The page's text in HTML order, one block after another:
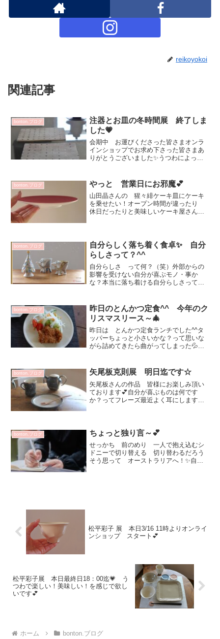
reikoyokoi
関連記事
bonton.ブログ
注器とお皿の冬時間展 終了しま
した💗
会期中 お運びくださった皆さまオンラ
インショップでお求め下さった皆さまあ
りがとうございました✨うつわによっ
だける作品ございますお時間が合わなか
った～の皆さまも是非^...
bonton.ブログ やっと 営業日にお邪魔💕
山田晶さんの 猩々緋ケーキ皿にケーキ
を乗せたい！オープン時間が違ったり
休日だったりと美味しいケーキ屋さん芦
と 空間のとり方が楽しめる...
bonton.ブログ
自分らしく落ち着く食卓✨ 自分
らしさって？^^
自分らしさ って何？（笑）外部からの
影響を受けない自分が喜ぶモノ・事か
な？本当に落ち着ける自分らしさって自
情報が飛び交って簡単に受け取れて 混
乱する事ないですか？忙しい...
bonton.ブログ
昨日のとんかつ定食^^ 今年のク
リスマスリース～🎄
昨日は とんかつ定食ランチでした^^タ
ッパーちょっと小さいかな？って思いな
がら詰めてきたら曲がってしまった💦ま
ジしていただければ嬉しいです💕増渕篤
宥 うすもえぎ釉プレー...
bonton.ブログ 矢尾板克則展 明日迄です☆
矢尾板さんの作品 皆様にお楽しみ頂い
ております💕自分が喜ぶものは何です
か？ってフレーズ最近よく耳にします皆
もエクササイズです^^後 ...
bonton.ブログ ちょっと独り言～💕
せっかち 前のめり 一人で抱え込むシ
ドニーで切り替える 切り替わるだろう
そう思って オーストラリアへ！✨自分
松平彩子 展 本日3/16 11時よりオンライ
ンショップ スタート💕
松平彩子展 本日最終日18：00迄💗 う
つわで楽しい！美味しい！を感じで欲し
いです💕
ホーム bonton.ブログ